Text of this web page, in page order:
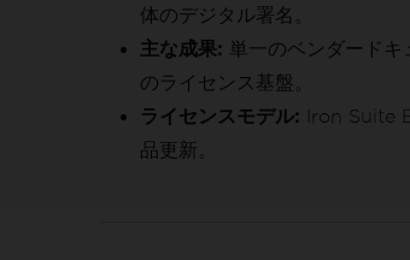
体のデジタル署名。
主な成果: 単一のベンダード
のライセンス基盤。
ライセンスモデル: Iron Suite
品更新。